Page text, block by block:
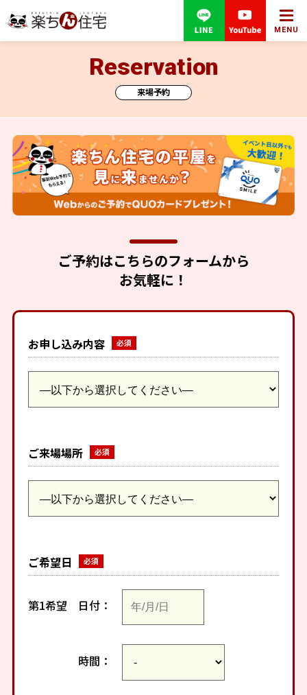
MENU
来場予約
Reservation
ご予約はこちらのフォームから
お気軽に！
お申し込み内容
ご来場場所
ご希望日
第1希望 日付：
時間：